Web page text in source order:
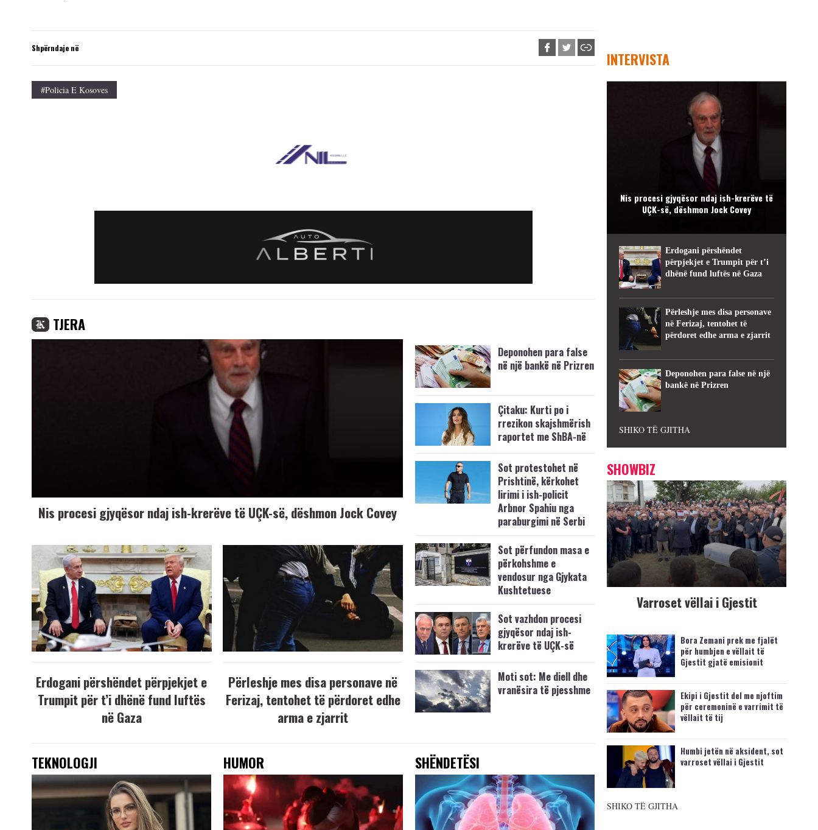
Shpërndaje në
#Policia E Kosoves
TJERA
Nis procesi gjyqësor ndaj ish-krerëve të UÇK-së, dëshmon Jock Covey
Erdogani përshëndet përpjekjet e
Trumpit për t’i dhënë fund luftës
në Gaza
Përleshje mes disa personave në
Ferizaj, tentohet të përdoret edhe
arma e zjarrit
Deponohen para false
në një bankë në Prizren
Çitaku: Kurti po i
rrezikon skajshmërish
raportet me ShBA-në
Sot protestohet në
Prishtinë, kërkohet
lirimi i ish-policit
Arbnor Spahiu nga
paraburgimi në Serbi
Sot përfundon masa e
përkohshme e
vendosur nga Gjykata
Kushtetuese
Sot vazhdon procesi
gjyqësor ndaj ish-
krerëve të UÇK-së
Moti sot: Me diell dhe
vranësira të pjesshme
TEKNOLOGJI HUMOR SHËNDETËSI
INTERVISTA
Nis procesi gjyqësor ndaj ish-krerëve të
UÇK-së, dëshmon Jock Covey
Erdogani përshëndet
përpjekjet e Trumpit për t’i
dhënë fund luftës në Gaza
Përleshje mes disa personave
në Ferizaj, tentohet të
përdoret edhe arma e zjarrit
Deponohen para false në një
bankë në Prizren
SHIKO TË GJITHA
SHOWBIZ
Varroset vëllai i Gjestit
Bora Zemani prek me fjalët
për humbjen e vëllait të
Gjestit gjatë emisionit
Ekipi i Gjestit del me njoftim
për ceremoninë e varrimit të
vëllait të tij
Humbi jetën në aksident, sot
varroset vëllai i Gjestit
SHIKO TË GJITHA